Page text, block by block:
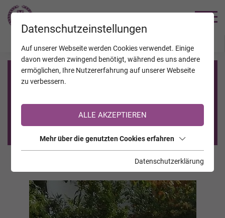
Registrierung auf TrauerHilfe.it
Sie sind noch nicht auf TrauerHilfe.it registriert?
>> zur kostenlosen Registrierung <<
Datenschutzeinstellungen
Auf unserer Webseite werden Cookies verwendet. Einige
davon werden zwingend benötigt, während es uns andere
ermöglichen, Ihre Nutzererfahrung auf unserer Webseite
zu verbessern.
ALLE AKZEPTIEREN
Mehr über die genutzten Cookies erfahren
Datenschutzerklärung
JAHRESTAGE KALENDER VERSTORBENE